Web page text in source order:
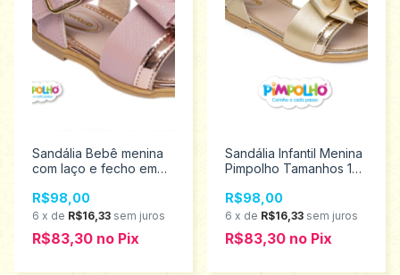
Sandália Bebê menina
com laço e fecho em
0120252
R$98,00
6 x de R$16,33 sem juros
R$83,30 no Pix
Sandália Infantil Menina
Pimpolho Tamanhos 16
R$98,00
6 x de R$16,33 sem juros
R$83,30 no Pix